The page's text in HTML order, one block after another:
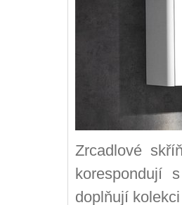
Zrcadlové
korespondují
doplňují